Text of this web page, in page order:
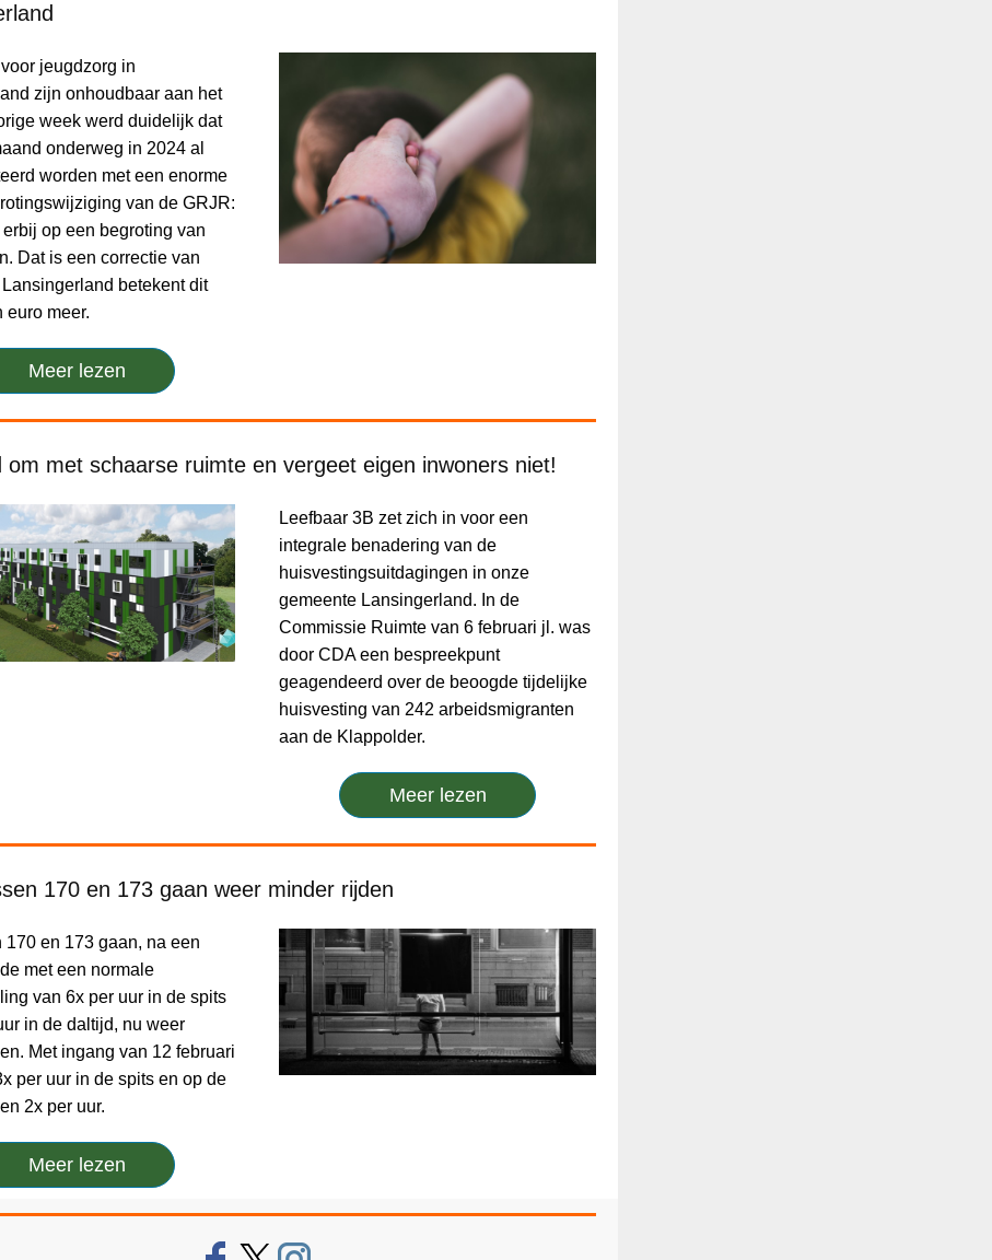
jeugdzorg in
zijn onhoudbaar aan het
week werd duidelijk dat
onderweg in 2024 al
worden met een enorme
van de GRJR:
op een begroting van
Dat is een correctie van
betekent dit
euro meer.
Meer lezen
om met schaarse ruimte en vergeet eigen inwoners niet!
Leefbaar 3B zet zich in voor een
integrale benadering van de
huisvestingsuitdagingen in onze
gemeente Lansingerland. In de
Commissie Ruimte van 6 februari jl. was
door CDA een bespreekpunt
geagendeerd over de beoogde tijdelijke
huisvesting van 242 arbeidsmigranten
aan de Klappolder.
Meer lezen
170 en 173 gaan weer minder rijden
170 en 173 gaan, na een
met een normale
van 6x per uur in de spits
in de daltijd, nu weer
Met ingang van 12 februari
per uur in de spits en op de
2x per uur.
Meer lezen